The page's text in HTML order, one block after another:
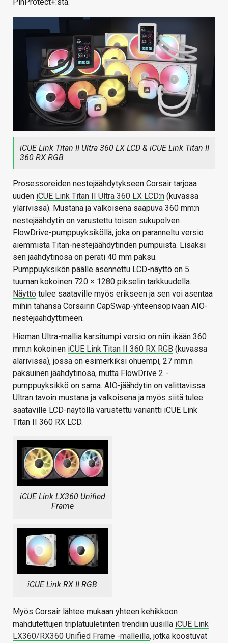
iCUE Link Titan II Ultra 360 LX LCD & iCUE Link Titan II
360 RX RGB
Prosessoreiden nestejäähdytykseen Corsair tarjoaa
uuden iCUE Link Titan II Ultra 360 LX LCD:n (kuvassa
ylärivissä). Mustana ja valkoisena saapuva 360 mm:n
nestejäähdytin on varustettu toisen sukupolven
FlowDrive-pumppuyksiköllä, joka on paranneltu versio
aiemmista Titan-nestejäähdytinden pumpuista. Lisäksi
sen jäähdytinosa on peräti 40 mm paksu.
Pumppuyksikön päälle asennettu LCD-näyttö on 5
tuuman kokoinen 720 × 1280 pikselin tarkkuudella.
Näyttö tulee saataville myös erikseen ja sen voi asentaa
mihin tahansa Corsairin CapSwap-yhteensopivaan AIO-
nestejäähdyttimeen.
Hieman Ultra-mallia karsitumpi versio on niin ikään 360
mm:n kokoinen iCUE Link Titan II 360 RX RGB (kuvassa
alarivissä), jossa on esimerkiksi ohuempi, 27 mm:n
paksuinen jäähdytinosa, mutta FlowDrive 2 -
pumppuyksikkö on sama. AIO-jäähdytin on valittavissa
Ultran tavoin mustana ja valkoisena ja myös siitä tulee
saataville LCD-näytöllä varustettu variantti iCUE Link
Titan II 360 RX LCD.
iCUE Link LX360 Unified
Frame
iCUE Link RX II RGB
Myös Corsair lähtee mukaan yhteen kehikkoon
mahdutettujen triplatuuletinten trendiin uusilla iCUE Link
LX360/RX360 Unified Frame -malleilla, jotka koostuvat